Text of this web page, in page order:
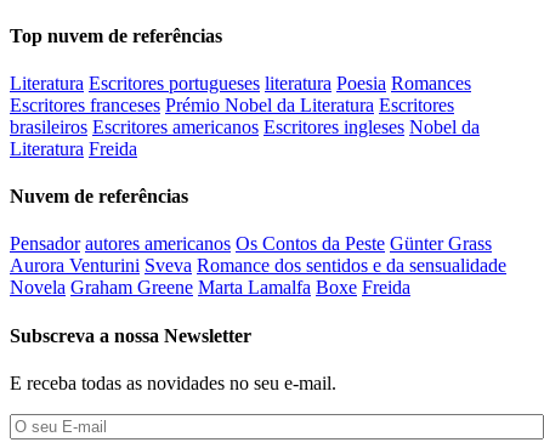
Top nuvem de referências
Literatura Escritores portugueses literatura Poesia Romances
Escritores franceses Prémio Nobel da Literatura Escritores
brasileiros Escritores americanos Escritores ingleses Nobel da
Literatura Freida
Nuvem de referências
Pensador autores americanos Os Contos da Peste Günter Grass
Aurora Venturini Sveva Romance dos sentidos e da sensualidade
Novela Graham Greene Marta Lamalfa Boxe Freida
Subscreva a nossa Newsletter
E receba todas as novidades no seu e-mail.